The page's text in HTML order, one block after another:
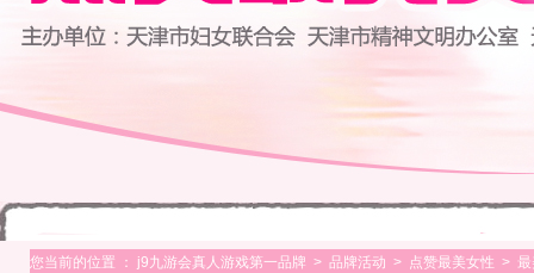
您当前的位置 ： j9九游会真人游戏第一品牌 > 品牌活动 > 点赞最美女性 >